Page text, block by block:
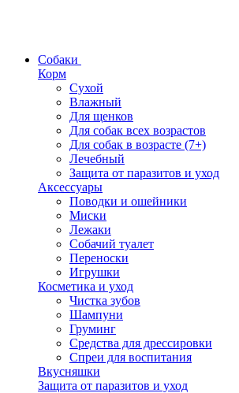
Собаки
Корм
Сухой
Влажный
Для щенков
Для собак всех возрастов
Для собак в возрасте (7+)
Лечебный
Защита от паразитов и уход
Аксессуары
Поводки и ошейники
Миски
Лежаки
Собачий туалет
Переноски
Игрушки
Косметика и уход
Чистка зубов
Шампуни
Груминг
Средства для дрессировки
Спреи для воспитания
Вкусняшки
Защита от паразитов и уход